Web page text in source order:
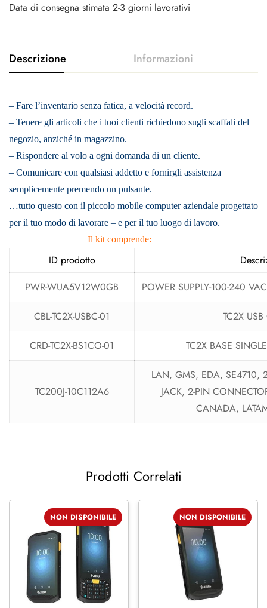
Data di consegna stimata 2-3 giorni lavorativi
– Fare l’inventario senza fatica, a velocità record.
– Tenere gli articoli che i tuoi clienti richiedono sugli scaffali del
negozio, anziché in magazzino.
– Rispondere al volo a ogni domanda di un cliente.
– Comunicare con qualsiasi addetto e fornirgli assistenza
semplicemente premendo un pulsante.
…tutto questo con il piccolo mobile computer aziendale progettato
per il tuo modo di lavorare – e per il tuo luogo di lavoro.
Il kit comprende:
ID prodotto
PWR-WUA5V12W0GB
POWER SUPPLY-100-240
CBL-TC2X-USBC-01 TC2X
CRD-TC2X-BS1CO-01 TC2X BASE
TC200J-10C112A6
LAN, GMS, EDA, SE4710,
JACK, 2-PIN
CANADA,
Prodotti Correlati
NON DISPONIBILE NON DISPONIBILE